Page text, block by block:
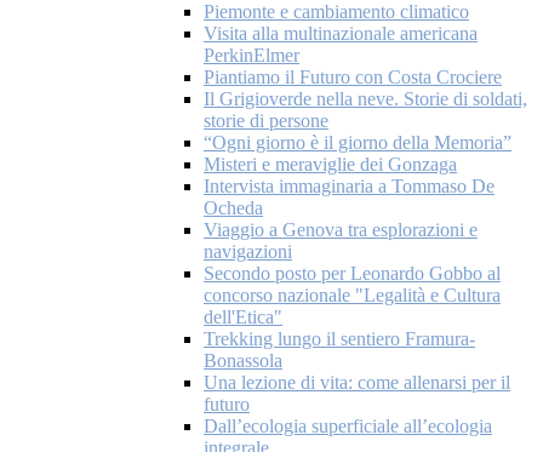
Piemonte e cambiamento climatico
Visita alla multinazionale americana
PerkinElmer
Piantiamo il Futuro con Costa Crociere
Il Grigioverde nella neve. Storie di soldati,
storie di persone
“Ogni giorno è il giorno della Memoria”
Misteri e meraviglie dei Gonzaga
Intervista immaginaria a Tommaso De
Ocheda
Viaggio a Genova tra esplorazioni e
navigazioni
Secondo posto per Leonardo Gobbo al
concorso nazionale "Legalità e Cultura
dell'Etica"
Trekking lungo il sentiero Framura-
Bonassola
Una lezione di vita: come allenarsi per il
futuro
Dall’ecologia superficiale all’ecologia